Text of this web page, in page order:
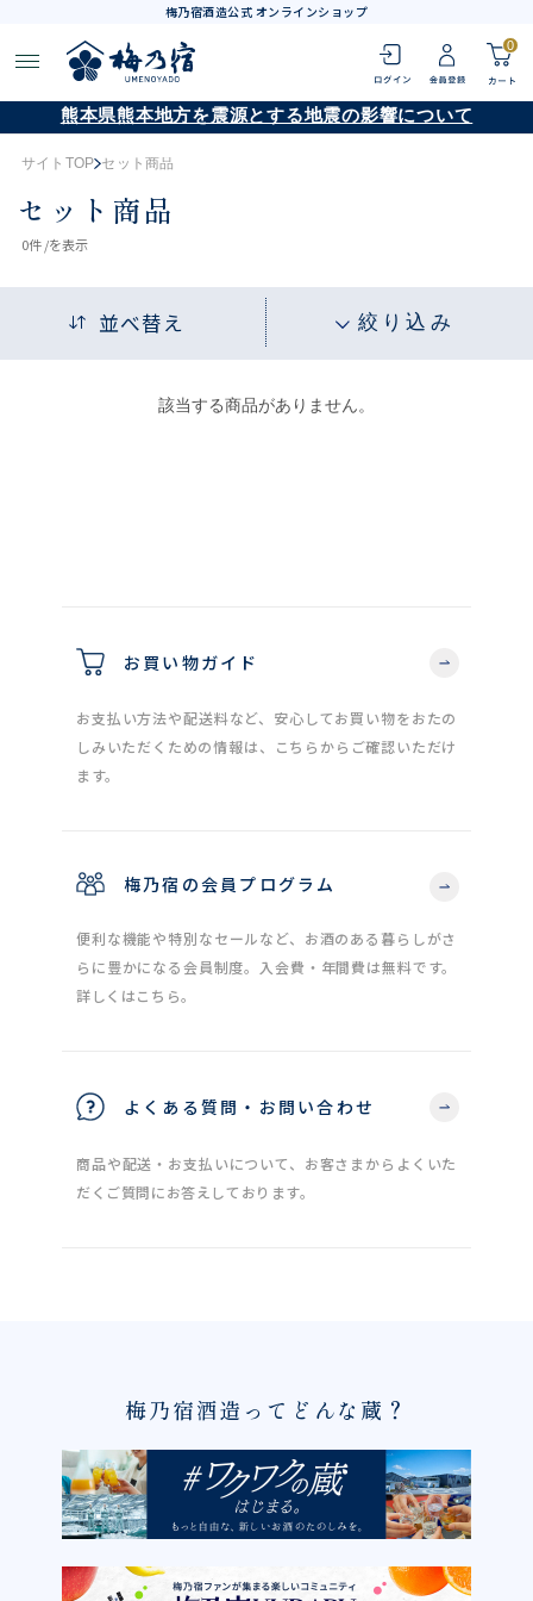
梅乃宿酒造公式 オンラインショップ
0
熊本県熊本地方を震源とする地震の影響について
サイトTOP セット商品
セット商品
0件 /を表示
並べ替え 絞り込み
該当する商品がありません。
お買い物ガイド
お支払い方法や配送料など、安心してお買い物をおたの
しみいただくための情報は、こちらからご確認いただけ
ます。
梅乃宿の会員プログラム
便利な機能や特別なセールなど、お酒のある暮らしがさ
らに豊かになる会員制度。入会費・年間費は無料です。
詳しくはこちら。
よくある質問・お問い合わせ
商品や配送・お支払いについて、お客さまからよくいた
だくご質問にお答えしております。
梅乃宿酒造ってどんな蔵？